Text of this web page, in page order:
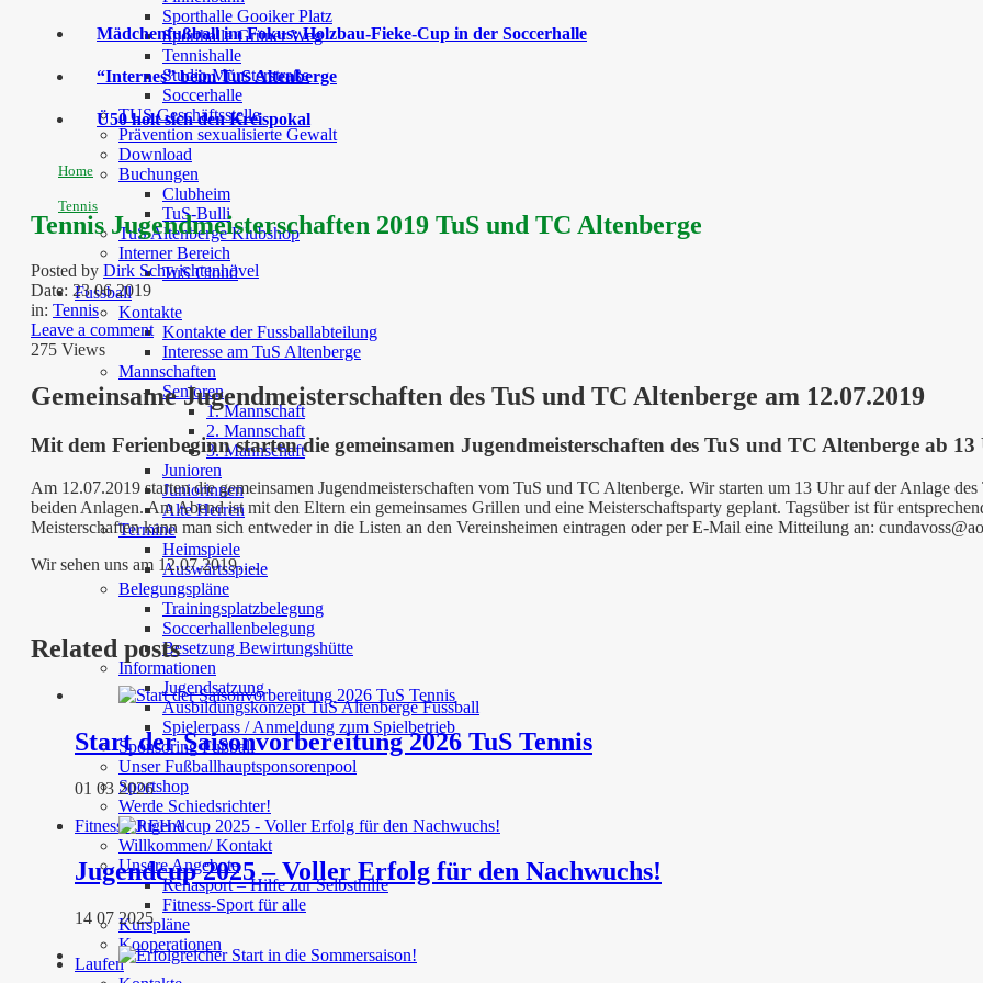
Sporthalle Gooiker Platz
Sporthalle Grüner Weg
Tennishalle
Studio Münsterstraße
Soccerhalle
TUS Geschäftsstelle
Prävention sexualisierte Gewalt
Download
Buchungen
Clubheim
TuS-Bulli
TuS Altenberge Klubshop
Interner Bereich
TuS Cloud
Fussball
Kontakte
Kontakte der Fussballabteilung
Interesse am TuS Altenberge
Mannschaften
Senioren
1. Mannschaft
2. Mannschaft
3. Mannschaft
Junioren
Juniorinnen
Alte Herren
Termine
Heimspiele
Auswärtsspiele
Belegungspläne
Trainingsplatzbelegung
Soccerhallenbelegung
Besetzung Bewirtungshütte
Informationen
Jugendsatzung
Ausbildungskonzept TuS Altenberge Fussball
Spielerpass / Anmeldung zum Spielbetrieb
Sponsoring Fußball
Unser Fußballhauptsponsorenpool
Sportshop
Werde Schiedsrichter!
Fitness / REHA
Willkommen/ Kontakt
Unsere Angebote
Rehasport – Hilfe zur Selbsthilfe
Fitness-Sport für alle
Kurspläne
Kooperationen
Laufen
Mädchenfußball im Fokus: Holzbau-Fieke-Cup in der Soccerhalle
“Internes” beim TuS Altenberge
Ü50 holt sich den Kreispokal
Home
Tennis
Tennis Jugendmeisterschaften 2019 TuS und TC Altenberge
Posted by Dirk Schwichtenhövel
Date: 23 06 2019
in: Tennis
Leave a comment
275 Views
Gemeinsame Jugendmeisterschaften des TuS und TC Altenberge am 12.07.2019
Mit dem Ferienbeginn starten die gemeinsamen Jugendmeisterschaften des TuS und TC Altenberge ab
Am 12.07.2019 starten die gemeinsamen Jugendmeisterschaften vom TuS und TC Altenberge. Wir starten um 13 Uhr auf der Anlage
beiden Anlagen. Am Abend ist mit den Eltern ein gemeinsames Grillen und eine Meisterschaftsparty geplant. Tagsüber ist für
Meisterschaften kann man sich entweder in die Listen an den Vereinsheimen eintragen oder per E-Mail eine Mitteilung an:
Wir sehen uns am 12.07.2019….
Related posts
Start der Saisonvorbereitung 2026 TuS Tennis
01 03 2026
Jugendcup 2025 – Voller Erfolg für den Nachwuchs!
14 07 2025